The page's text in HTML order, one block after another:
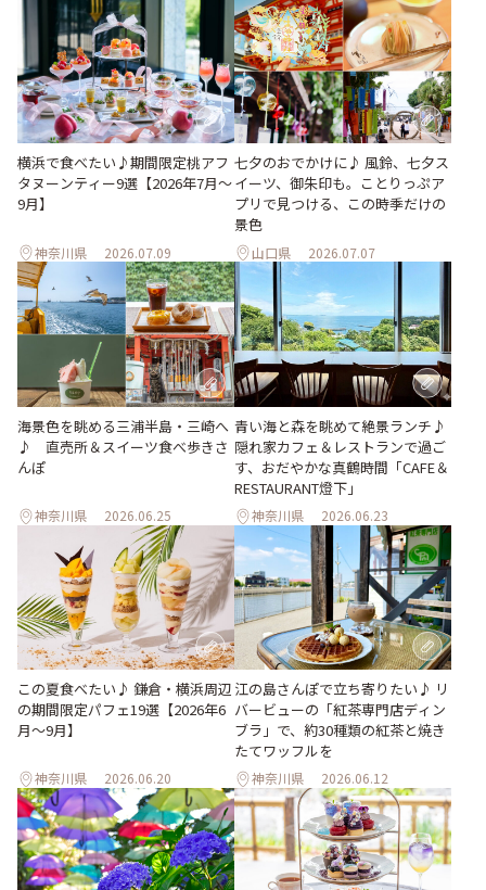
横浜で食べたい♪期間限定桃アフ
タヌーンティー9選【2026年7月～
9月】
神奈川県 2026.07.09
七夕のおでかけに♪ 風鈴、七夕ス
イーツ、御朱印も。ことりっぷア
プリで見つける、この時季だけの
景色
山口県 2026.07.07
海景色を眺める三浦半島・三崎へ
♪ 直売所＆スイーツ食べ歩きさ
んぽ
神奈川県 2026.06.25
青い海と森を眺めて絶景ランチ♪
隠れ家カフェ＆レストランで過ご
す、おだやかな真鶴時間「CAFE＆
RESTAURANT燈下」
神奈川県 2026.06.23
この夏食べたい♪ 鎌倉・横浜周辺
の期間限定パフェ19選【2026年6
月～9月】
神奈川県 2026.06.20
江の島さんぽで立ち寄りたい♪ リ
バービューの「紅茶専門店ディン
ブラ」で、約30種類の紅茶と焼き
たてワッフルを
神奈川県 2026.06.12